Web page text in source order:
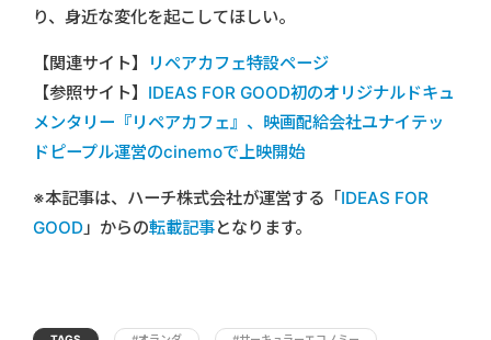
り、身近な変化を起こしてほしい。
【関連サイト】
リペアカフェ特設ページ
【参照サイト】 IDEAS FOR GOOD初のオリジナルドキュ
メンタリー『リペアカフェ』、映画配給会社ユナイテッ
ドピープル運営のcinemoで上映開始
※本記事は、ハーチ株式会社が運営する「IDEAS FOR
GOOD 」からの転載記事となります。